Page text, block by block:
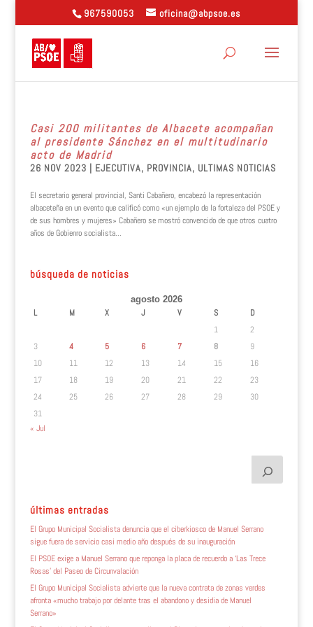
967590053 oficina@abpsoe.es
Casi 200 militantes de Albacete acompañan
al presidente Sánchez en el multitudinario
acto de Madrid
26 NOV 2023 | EJECUTIVA, PROVINCIA, ULTIMAS NOTICIAS
El secretario general provincial, Santi Cabañero, encabezó la representación
albaceteña en un evento que calificó como «un ejemplo de la fortaleza del PSOE y
de sus hombres y mujeres» Cabañero se mostró convencido de que otros cuatro
años de Gobienro socialista...
búsqueda de noticias
agosto 2026
L M X J V S
D
1
2
3
4 5 6 7 8
9
10
11 12 13 14 15
16
17
18 19 20 21 22
23
24
25 26 27 28 29
30
31
« Jul
últimas entradas
El Grupo Municipal Socialista denuncia que el ciberkiosco de Manuel Serrano
sigue fuera de servicio casi medio año después de su inauguración
El PSOE exige a Manuel Serrano que reponga la placa de recuerdo a ‘Las Trece
Rosas’ del Paseo de Circunvalación
El Grupo Municipal Socialista advierte que la nueva contrata de zonas verdes
afronta «mucho trabajo por delante tras el abandono y desidia de Manuel
Serrano»